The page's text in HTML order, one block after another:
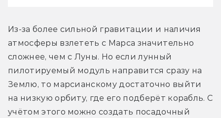
Из-за более сильной гравитации и наличия
атмосферы взлететь с Марса значительно
сложнее, чем с Луны. Но если лунный
пилотируемый модуль направится сразу на
Землю, то марсианскому достаточно выйти
на низкую орбиту, где его подберёт корабль. С
учётом этого можно создать посадочный